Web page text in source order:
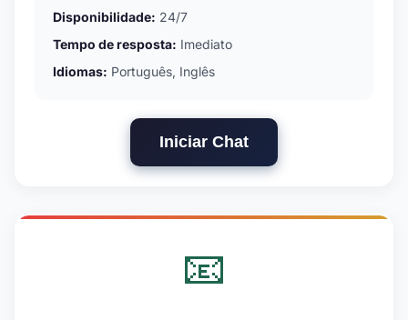
Disponibilidade: 24/7
Tempo de resposta: Imediato
Idiomas: Português, Inglês
Iniciar Chat
📧